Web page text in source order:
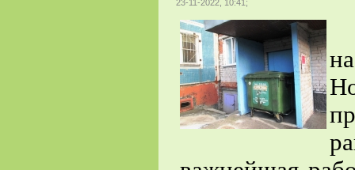
23-11-2022, 10:41;